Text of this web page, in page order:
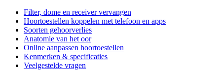
Filter, dome en receiver vervangen
Hoortoestellen koppelen met telefoon en apps
Soorten gehoorverlies
Anatomie van het oor
Online aanpassen hoortoestellen
Kenmerken & specificaties
Veelgestelde vragen